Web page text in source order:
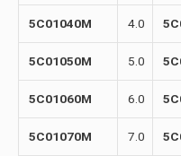
5C01040M 4.0
5C01050M 5.0
5C01060M 6.0
5C01070M 7.0